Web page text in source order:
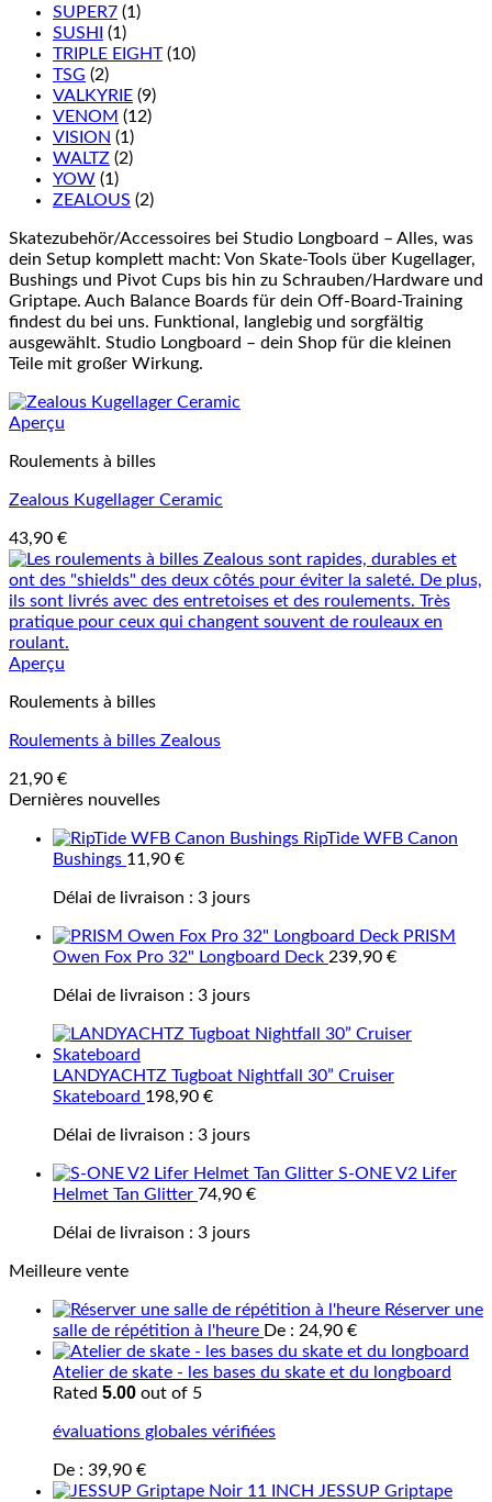
SUPER7 (1)
SUSHI
(1)
TRIPLE EIGHT (10)
TSG (2)
VALKYRIE (9)
VENOM (12)
VISION (1)
WALTZ (2)
YOW (1)
ZEALOUS (2)
Skatezubehör/Accessoires bei Studio Longboard – Alles, was
dein Setup komplett macht: Von Skate-Tools über Kugellager,
Bushings und Pivot Cups bis hin zu Schrauben/Hardware und
Griptape. Auch Balance Boards für dein Off-Board-Training
findest du bei uns. Funktional, langlebig und sorgfältig
ausgewählt. Studio Longboard – dein Shop für die kleinen
Teile mit großer Wirkung.
Aperçu
Roulements à billes
Zealous Kugellager Ceramic
43,90 €
Aperçu
Roulements à billes
Roulements à billes Zealous
21,90 €
Dernières nouvelles
RipTide WFB Canon
Bushings 11,90 €
Délai de livraison : 3 jours
PRISM
Owen Fox Pro 32" Longboard Deck 239,90 €
Délai de livraison : 3 jours
LANDYACHTZ Tugboat Nightfall 30” Cruiser
Skateboard 198,90 €
Délai de livraison : 3 jours
S-ONE V2 Lifer
Helmet Tan Glitter 74,90 €
Délai de livraison : 3 jours
Meilleure vente
Réserver une
salle de répétition à l'heure De : 24,90 €
Atelier de skate - les bases du skate et du longboard
Rated 5.00 out of 5
évaluations globales vérifiées
De : 39,90 €
JESSUP Griptape